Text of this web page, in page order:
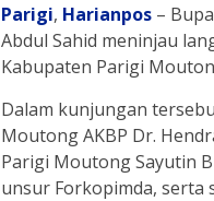
Parigi, Harianpos –
Abdul Sahid meninjau
Kabupaten Parigi
Dalam kunjungan
Moutong AKBP Dr.
Parigi Moutong Sayutin
unsur Forkopimda, serta